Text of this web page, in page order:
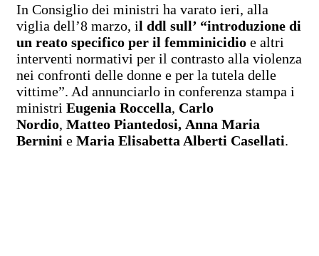
In Consiglio dei ministri ha varato ieri, alla
viglia dell’8 marzo, il ddl sull’ “introduzione di
un reato specifico per il femminicidio e altri
interventi normativi per il contrasto alla violenza
nei confronti delle donne e per la tutela delle
vittime”. Ad annunciarlo in conferenza stampa i
ministri Eugenia Roccella, Carlo
Nordio, Matteo Piantedosi, Anna Maria
Bernini e Maria Elisabetta Alberti Casellati.